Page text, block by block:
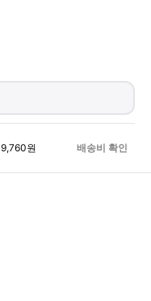
9,760원 배송비 확인